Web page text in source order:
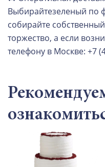
Выбирайтезеленый по
собирайте
торжество, а если
телефону в Москве: +7